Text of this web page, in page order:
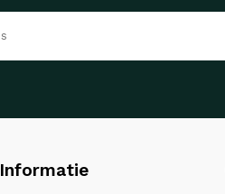
Informatie